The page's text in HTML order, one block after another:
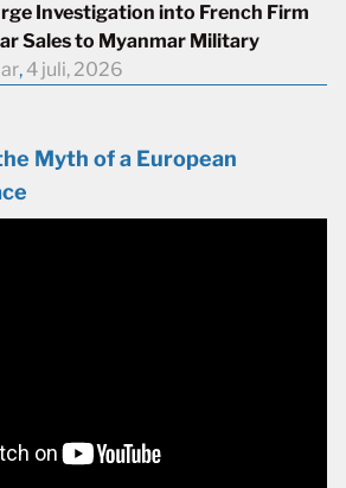
Investigation into French Firm
Sales to Myanmar Military
, 4 juli, 2026
Myth of a European